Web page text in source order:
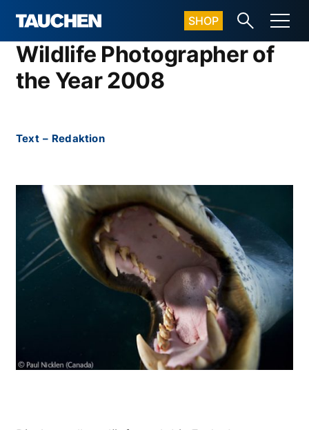
SHOP
Wildlife Photographer of
the Year 2008
Text – Redaktion